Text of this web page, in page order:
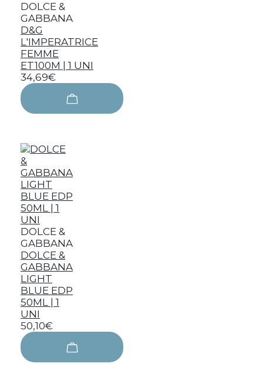
DOLCE &
GABBANA
D&G
L'IMPERATRICE
FEMME
ET100M | 1 UNI
34,69€
DOLCE &
GABBANA
DOLCE &
GABBANA
LIGHT
BLUE EDP
50ML | 1
UNI
50,10€